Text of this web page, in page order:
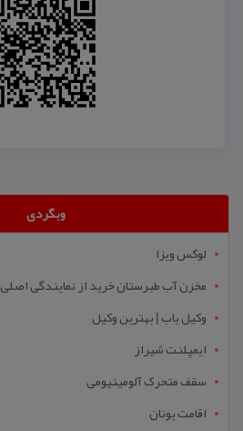
وبگردی
لوکس ویزا
مخزن آب طبرستان خرید از نمایندگی اصلی
وکیل یاب | بهترین وکیل
ایمپلنت شیراز
سقف متحرک آلومینیومی
اقامت یونان